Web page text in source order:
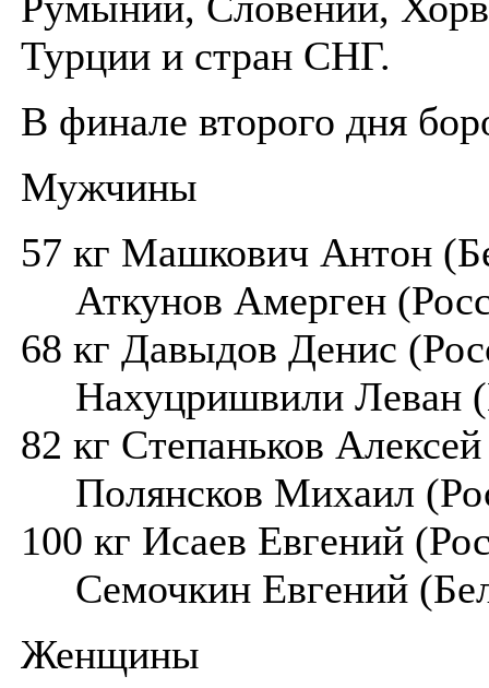
Турции и стран СНГ.
В финале второго дня
Мужчины
57 кг Машкович Антон
Аткунов Амерген
68 кг Давыдов Денис
Hахуцришвили Леван
82 кг Степаньков
Полянсков Михаил
100 кг Исаев Евгений
Семочкин Евгений
Женщины